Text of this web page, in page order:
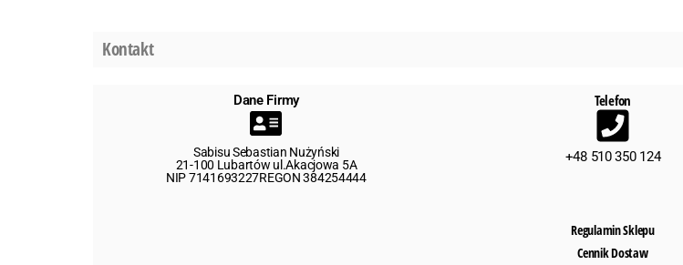
Kontakt
Dane Firmy
Sabisu Sebastian Nużyński
21-100 Lubartów ul.Akacjowa 5A
NIP 7141693227REGON 384254444
Telefon
+48 510 350 124
Regulamin Sklepu
Cennik Dostaw